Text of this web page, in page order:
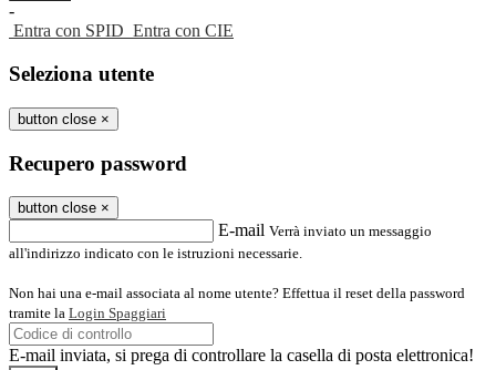
-
Entra con SPID Entra con CIE
Seleziona utente
button close ×
Recupero password
button close ×
E-mail Verrà inviato un messaggio
all'indirizzo indicato con le istruzioni necessarie.
Non hai una e-mail associata al nome utente? Effettua il reset della password
tramite la Login Spaggiari
E-mail inviata, si prega di controllare la casella di posta elettronica!